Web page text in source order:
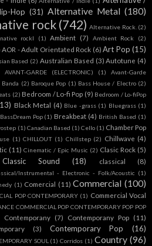
Hop (31) Alternative Metal (180)
rock (742) Alternative Rock. (2)
rockl (1) Ambient (7) Ambient Rock (2)
AOR - Adult Orientated Rock (6) Art Pop (15)
Based (2) Australian Based (3) Autotune (4)
AVANT-GARDE (ELECTRONIC) (1)
Avant-Garde
Banda (2) Baroque Pop (1) Bass House / Electro (2)
(2) Bedroom / Lo-fi Pop (9) Bedroom / Lo-fiPop
Black Metal (4) Blue -grass (1) Bluegrass (1)
Pop (1) Breakbeat (4) British Based (1)
(1) Canadian Based (1) Cello (1) Chamber Pop
(1) CHILLOUT (1) Chillstep (2) Chillwave (4)
(11) Cinematic / Epic Music (2) Clasic Rock (5)
Classic Sound (18) classical (8)
Instrumental - Electronic - Folk/Acoustic (1)
(1) Comercial (11) Commercial (100)
POP CONTEMPORARY (1) Commercial Vocal
COMMERCIAL POP CONTEMPORARY POP POP
Contemporany (7) Contemporany Pop (11)
(3) Contemporary Pop
(16)
SOUL (1) Corridos (1) Country (96)